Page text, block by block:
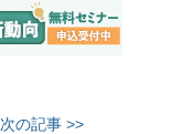
次の記事 >>